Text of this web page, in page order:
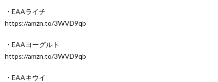
・EAAライチ
https://amzn.to/3WVD9qb
・EAAヨーグルト
https://amzn.to/3WVD9qb
・EAAキウイ